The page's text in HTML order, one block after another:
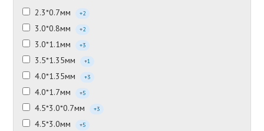
2.3*0.7мм +2
3.0*0.8мм +2
3.0*1.1мм +3
3.5*1.35мм +1
4.0*1.35мм +3
4.0*1.7мм +5
4.5*3.0*0.7мм +3
4.5*3.0мм +5